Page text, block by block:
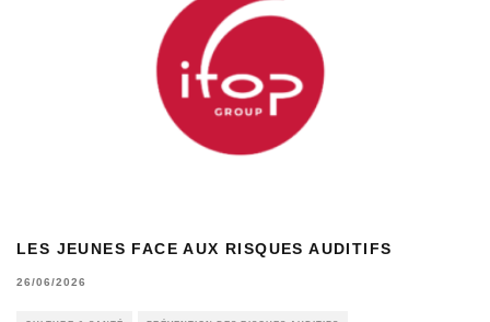
LES JEUNES FACE AUX RISQUES AUDITIFS
26/06/2026